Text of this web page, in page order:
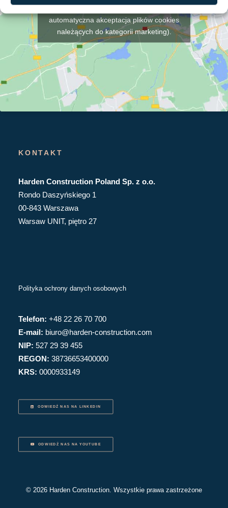
Aby pokazać zawartość, kliknij tutaj (nastąpi
automatyczna akceptacja plików cookies
należących do kategorii marketing).
KONTAKT
Harden Construction Poland Sp. z o.o.
Rondo Daszyńskiego 1
00-843 Warszawa
Warsaw UNIT, piętro 27
Polityka ochrony danych osobowych
Telefon: +48 22 26 70 700
E-mail: biuro@harden-construction.com
NIP: 527 29 39 455
REGON: 38736653400000
KRS: 0000933149
ODWIEDŹ NAS NA LINKEDIN
ODWIEDŹ NAS NA YOUTUBE
© 2026 Harden Construction. Wszystkie prawa zastrzeżone